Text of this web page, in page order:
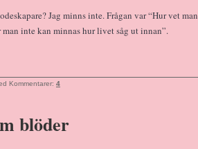
Jag minns inte. Frågan var “Hur vet man
man inte kan minnas hur livet såg ut innan”.
Kommentarer: 4
blöder